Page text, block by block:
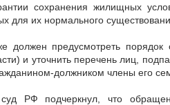
сохранения жилищных
для их нормального
должен предусмотреть
и уточнить перечень лиц,
должником члены его
суд РФ подчеркнул, что